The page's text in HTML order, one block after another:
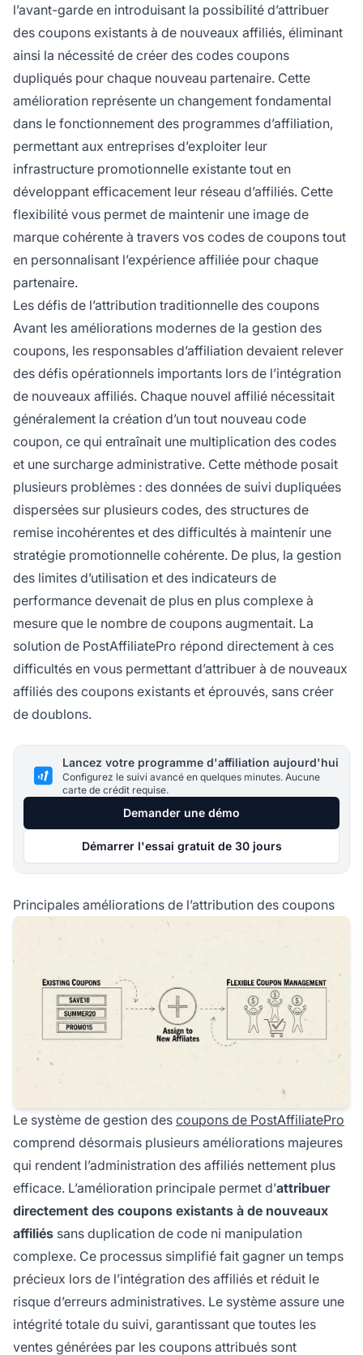
l’avant-garde en introduisant la possibilité d’attribuer
des coupons existants à de nouveaux affiliés, éliminant
ainsi la nécessité de créer des codes coupons
dupliqués pour chaque nouveau partenaire. Cette
amélioration représente un changement fondamental
dans le fonctionnement des programmes d’affiliation,
permettant aux entreprises d’exploiter leur
infrastructure promotionnelle existante tout en
développant efficacement leur réseau d’affiliés. Cette
flexibilité vous permet de maintenir une image de
marque cohérente à travers vos codes de coupons tout
en personnalisant l’expérience affiliée pour chaque
partenaire.
Les défis de l’attribution traditionnelle des coupons
Avant les améliorations modernes de la gestion des
coupons, les responsables d’affiliation devaient relever
des défis opérationnels importants lors de l’intégration
de nouveaux affiliés. Chaque nouvel affilié nécessitait
généralement la création d’un tout nouveau code
coupon, ce qui entraînait une multiplication des codes
et une surcharge administrative. Cette méthode posait
plusieurs problèmes : des données de suivi dupliquées
dispersées sur plusieurs codes, des structures de
remise incohérentes et des difficultés à maintenir une
stratégie promotionnelle cohérente. De plus, la gestion
des limites d’utilisation et des indicateurs de
performance devenait de plus en plus complexe à
mesure que le nombre de coupons augmentait. La
solution de PostAffiliatePro répond directement à ces
difficultés en vous permettant d’attribuer à de nouveaux
affiliés des coupons existants et éprouvés, sans créer
de doublons.
Lancez votre programme d'affiliation aujourd'hui
Configurez le suivi avancé en quelques minutes. Aucune
carte de crédit requise.
Demander une démo
Démarrer l'essai gratuit de 30 jours
Principales améliorations de l’attribution des coupons
Le système de gestion des coupons de PostAffiliatePro
comprend désormais plusieurs améliorations majeures
qui rendent l’administration des affiliés nettement plus
efficace. L’amélioration principale permet d’attribuer
directement des coupons existants à de nouveaux
affiliés sans duplication de code ni manipulation
complexe. Ce processus simplifié fait gagner un temps
précieux lors de l’intégration des affiliés et réduit le
risque d’erreurs administratives. Le système assure une
intégrité totale du suivi, garantissant que toutes les
ventes générées par les coupons attribués sont